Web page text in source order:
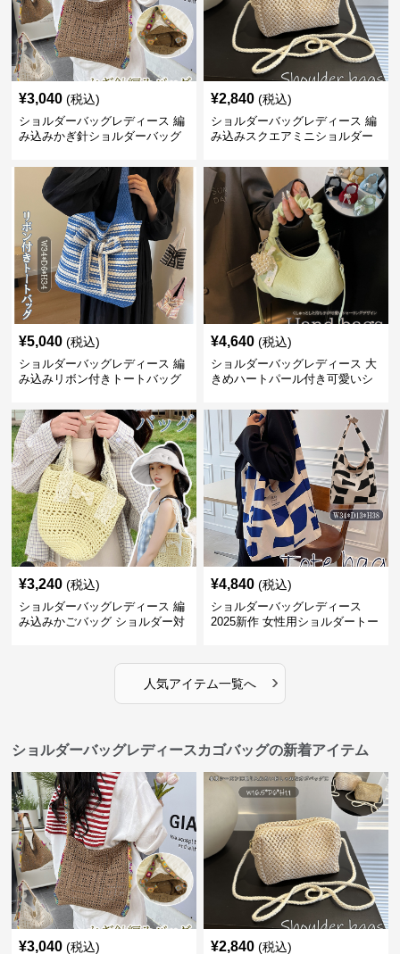
¥3,040 (税込)
ショルダーバッグレディース 編
み込みかぎ針ショルダーバッグ
¥2,840 (税込)
ショルダーバッグレディース 編
み込みスクエアミニショルダー
¥5,040 (税込)
ショルダーバッグレディース 編
み込みリボン付きトートバッグ
¥4,640 (税込)
ショルダーバッグレディース 大
きめハートパール付き可愛いシ
¥3,240 (税込)
ショルダーバッグレディース 編
み込みかごバッグ ショルダー対
¥4,840 (税込)
ショルダーバッグレディース
2025新作 女性用ショルダートー
人気アイテム一覧へ ›
ショルダーバッグレディースカゴバッグの新着アイテム
¥3,040 (税込) ¥2,840 (税込)